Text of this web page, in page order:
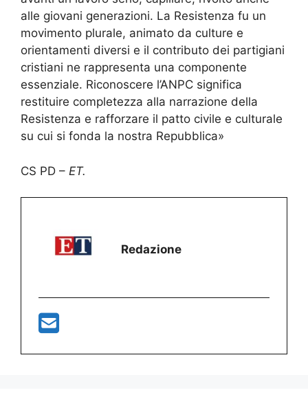
alle giovani generazioni. La Resistenza fu un
movimento plurale, animato da culture e
orientamenti diversi e il contributo dei partigiani
cristiani ne rappresenta una componente
essenziale. Riconoscere l’ANPC significa
restituire completezza alla narrazione della
Resistenza e rafforzare il patto civile e culturale
su cui si fonda la nostra Repubblica»
CS PD – ET.
Redazione